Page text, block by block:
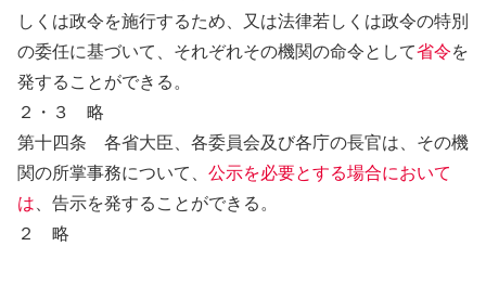
しくは政令を施行するため、又は法律若しくは政令の特別
の委任に基づいて、それぞれその機関の命令として省令を
発することができる。
２・３ 略
第十四条 各省大臣、各委員会及び各庁の長官は、その機
関の所掌事務について、 公示を必要とする場合において
は 、告示を発することができる。
２ 略